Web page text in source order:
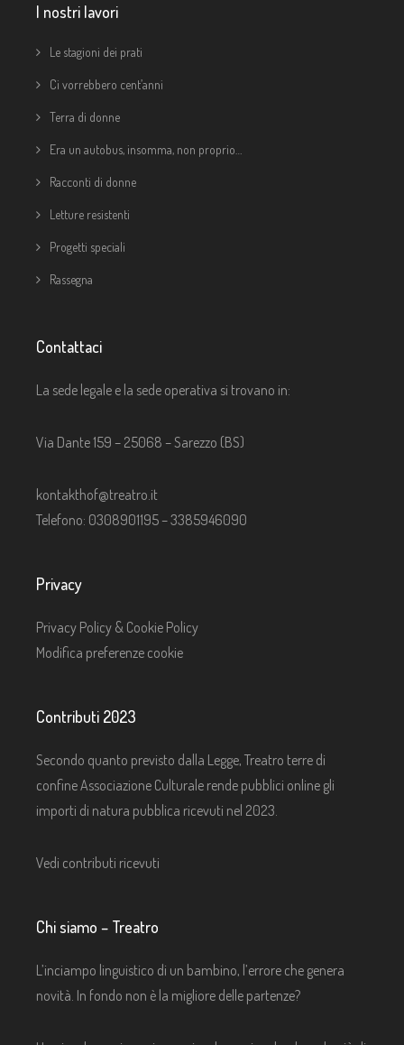
I nostri lavori
Le stagioni dei prati
Ci vorrebbero cent’anni
Terra di donne
Era un autobus, insomma, non proprio…
Racconti di donne
Letture resistenti
Progetti speciali
Rassegna
Contattaci
La sede legale e la sede operativa si trovano in:
Via Dante 159 – 25068 – Sarezzo (BS)
kontakthof@treatro.it
Telefono: 0308901195 – 3385946090
Privacy
Privacy Policy & Cookie Policy
Modifica preferenze cookie
Contributi 2023
Secondo quanto previsto dalla Legge, Treatro terre di
confine Associazione Culturale rende pubblici online gli
importi di natura pubblica ricevuti nel 2023.
Vedi contributi ricevuti
Chi siamo – Treatro
L’inciampo linguistico di un bambino, l’errore che genera
novità. In fondo non è la migliore delle partenze?